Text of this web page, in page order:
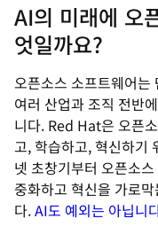
AI의 미래에 오
엇일까요?
오픈소스 소프트웨어는
여러 산업과 조직 전반
니다. Red Hat은 오픈
고, 학습하고, 혁신하기
넷 초창기부터 오픈소
중화하고 혁신을 가로
다.AI도 예외는 아닙니